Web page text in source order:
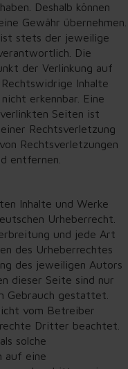
Deshalb können
Gewähr übernehmen.
stets der jeweilige
Die
der Verlinkung auf
Inhalte
erkennbar. Eine
Seiten ist
Rechtsverletzung
Rechtsverletzungen
entfernen.
Inhalte und Werke
Urheberrecht.
und jede Art
des Urheberrechtes
des jeweiligen Autors
dieser Seite sind nur
Gebrauch gestattet.
vom Betreiber
Dritter beachtet.
solche
auf eine